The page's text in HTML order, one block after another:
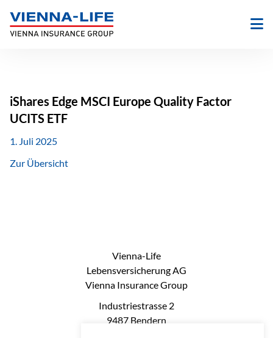
Inhalt
springen
iShares Edge MSCI Europe Quality Factor
UCITS ETF
1. Juli 2025
Zur Übersicht
Vienna-Life
Lebensversicherung AG
Vienna Insurance Group
Industriestrasse 2
9487 Bendern